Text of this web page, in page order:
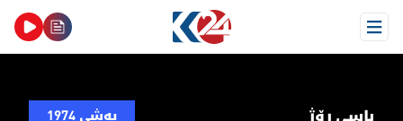
Open Menu